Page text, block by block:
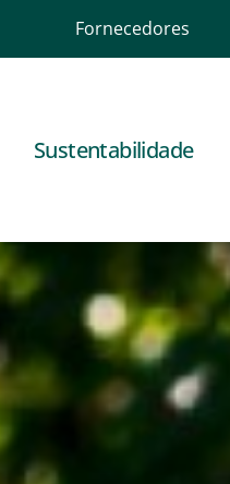
Sustentabilidade
Fornecedores